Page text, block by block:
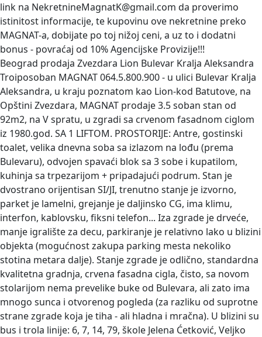
link na NekretnineMagnatK@gmail.com da proverimo
istinitost informacije, te kupovinu ove nekretnine preko
MAGNAT-a, dobijate po toj nižoj ceni, a uz to i dodatni
bonus - povraćaj od 10% Agencijske Provizije!!!
Beograd prodaja Zvezdara Lion Bulevar Kralja Aleksandra
Troiposoban MAGNAT 064.5.800.900 - u ulici Bulevar Kralja
Aleksandra, u kraju poznatom kao Lion-kod Batutove, na
Opštini Zvezdara, MAGNAT prodaje 3.5 soban stan od
92m2, na V spratu, u zgradi sa crvenom fasadnom ciglom
iz 1980.god. SA 1 LIFTOM. PROSTORIJE: Antre, gostinski
toalet, velika dnevna soba sa izlazom na lođu (prema
Bulevaru), odvojen spavaći blok sa 3 sobe i kupatilom,
kuhinja sa trpezarijom + pripadajući podrum. Stan je
dvostrano orijentisan SI/JI, trenutno stanje je izvorno,
parket je lamelni, grejanje je daljinsko CG, ima klimu,
interfon, kablovsku, fiksni telefon... Iza zgrade je drveće,
manje igralište za decu, parkiranje je relativno lako u blizini
objekta (mogućnost zakupa parking mesta nekoliko
stotina metara dalje). Stanje zgrade je odlično, standardna
kvalitetna gradnja, crvena fasadna cigla, čisto, sa novom
stolarijom nema prevelike buke od Bulevara, ali zato ima
mnogo sunca i otvorenog pogleda (za razliku od suprotne
strane zgrade koja je tiha - ali hladna i mračna). U blizini su
bus i trola linije: 6, 7, 14, 79, škole Jelena Ćetković, Veljko